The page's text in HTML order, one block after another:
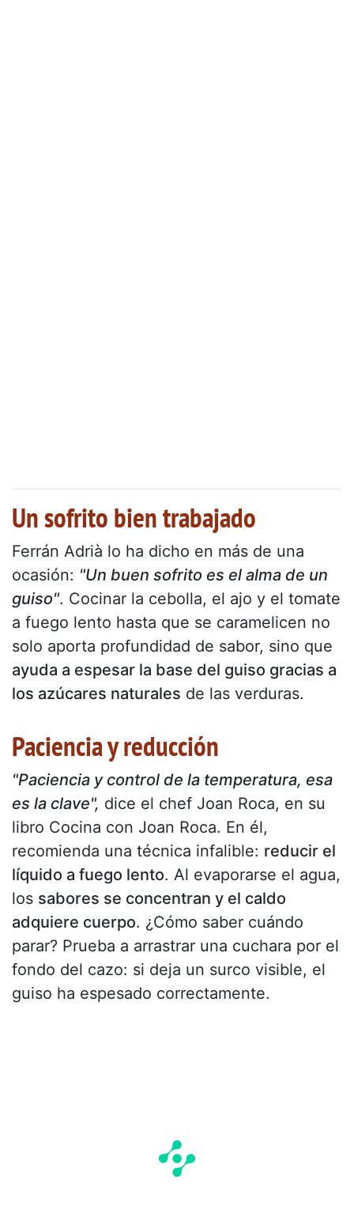
Un sofrito bien trabajado
Ferrán Adrià lo ha dicho en más de una
ocasión: "Un buen sofrito es el alma de un
guiso". Cocinar la cebolla, el ajo y el tomate
a fuego lento hasta que se caramelicen no
solo aporta profundidad de sabor, sino que
ayuda a espesar la base del guiso gracias a
los azúcares naturales de las verduras.
Paciencia y reducción
"Paciencia y control de la temperatura, esa
es la clave", dice el chef Joan Roca, en su
libro Cocina con Joan Roca. En él,
recomienda una técnica infalible: reducir el
líquido a fuego lento. Al evaporarse el agua,
los sabores se concentran y el caldo
adquiere cuerpo. ¿Cómo saber cuándo
parar? Prueba a arrastrar una cuchara por el
fondo del cazo: si deja un surco visible, el
guiso ha espesado correctamente.